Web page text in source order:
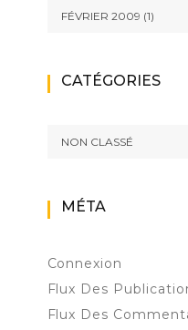
FÉVRIER 2009 (1)
CATÉGORIES
NON CLASSÉ
MÉTA
Connexion
Flux Des
Flux Des